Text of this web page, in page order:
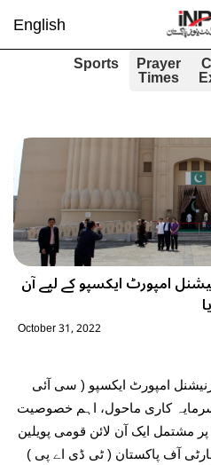
English
Prayer
Times
Sports
انٹرنیشنل امپورٹ ایکسپو کے لیے آن
October 31, 2022
ویں چائنہ انٹرنیشنل امپورٹ ایکسپو ( سی آئی
سرمایہ کاری ماحول، اہم خصوصیت
مشتمل ایک آن لائن قومی پویلین
آف پاکستان ( ٹی ڈی اے پی )